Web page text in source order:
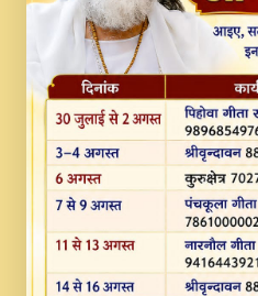
MERE MANN VICH
NEW PUNAJBI
FULL VIDEO HD.mp3
Na To Roop Hai
Divine Bhajan by Shri
#BhaktiPath.mp3
Radha Rani Ki
Song By Chitra